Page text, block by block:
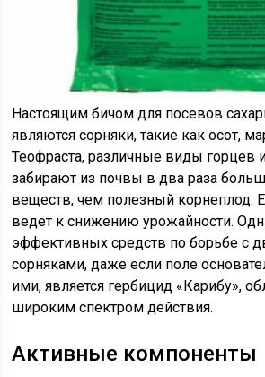
Настоящим бичом для посевов
являются сорняки, такие как осот,
Теофраста, различные виды горцев
забирают из почвы в два раза
веществ, чем полезный корнеплод.
ведет к снижению урожайности.
эффективных средств по борьбе с
сорняками, даже если поле
ими, является гербицид «Карибу»,
широким спектром действия.
Активные компоненты